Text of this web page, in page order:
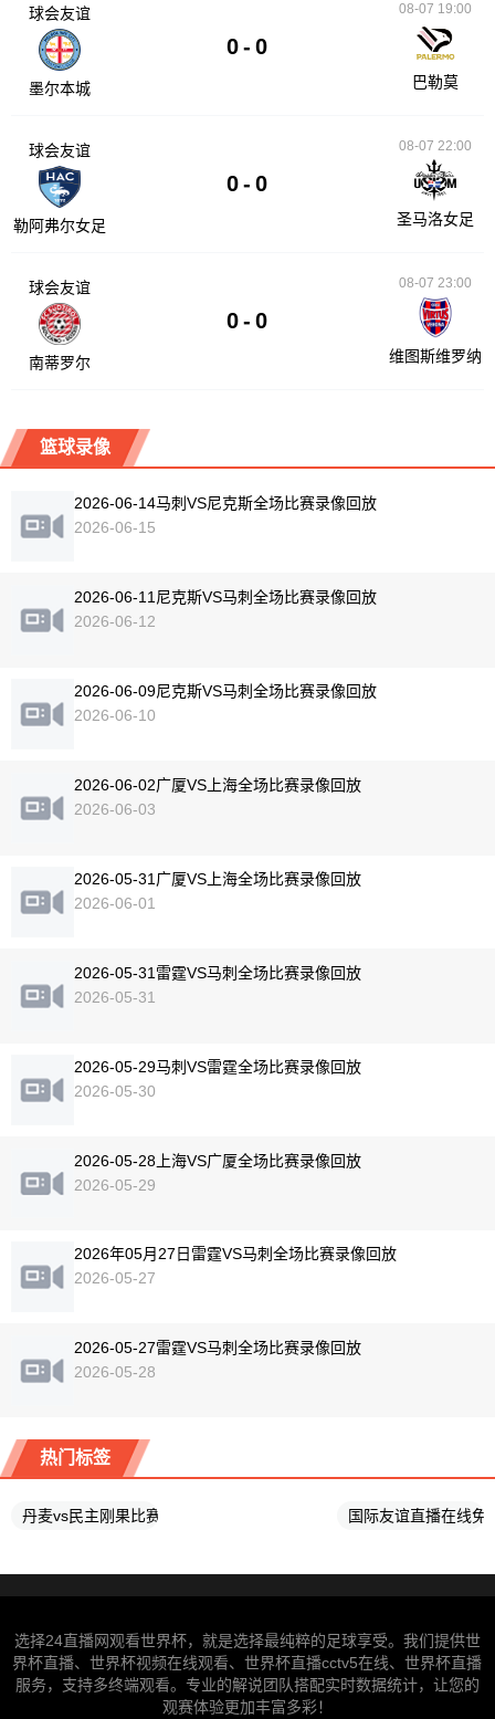
球会友谊
墨尔本城
0 - 0
08-07 19:00
巴勒莫
球会友谊
勒阿弗尔女足
0 - 0
08-07 22:00
圣马洛女足
球会友谊
南蒂罗尔
0 - 0
08-07 23:00
维图斯维罗纳
篮球录像
2026-06-14马刺VS尼克斯全场比赛录像回放
2026-06-15
2026-06-11尼克斯VS马刺全场比赛录像回放
2026-06-12
2026-06-09尼克斯VS马刺全场比赛录像回放
2026-06-10
2026-06-02广厦VS上海全场比赛录像回放
2026-06-03
2026-05-31广厦VS上海全场比赛录像回放
2026-06-01
2026-05-31雷霆VS马刺全场比赛录像回放
2026-05-31
2026-05-29马刺VS雷霆全场比赛录像回放
2026-05-30
2026-05-28上海VS广厦全场比赛录像回放
2026-05-29
2026年05月27日雷霆VS马刺全场比赛录像回放
2026-05-27
2026-05-27雷霆VS马刺全场比赛录像回放
2026-05-28
热门标签
丹麦vs民主刚果比赛直播 国际友谊直播在线免
选择24直播网观看世界杯，就是选择最纯粹的足球享受。我们提供世
界杯直播、世界杯视频在线观看、世界杯直播cctv5在线、世界杯直播
服务，支持多终端观看。专业的解说团队搭配实时数据统计，让您的
观赛体验更加丰富多彩！